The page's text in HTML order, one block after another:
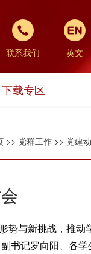
英文
联系我们
下载专区
>> 党群工作 >> 党建
势与新挑战，推动
书记罗向阳、各学